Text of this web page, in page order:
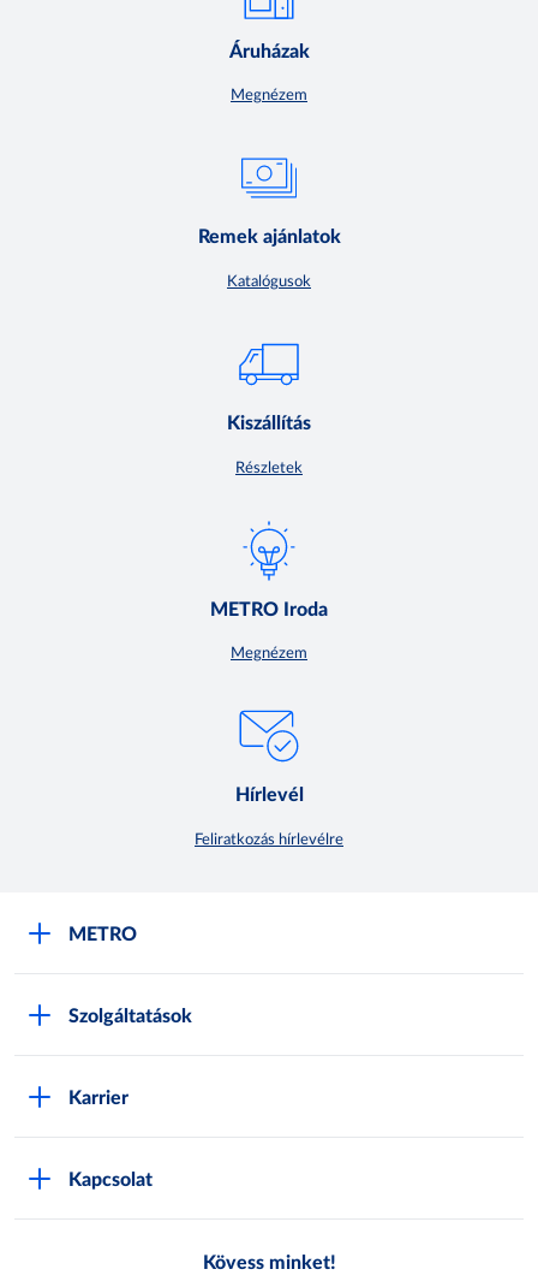
Áruházak
Megnézem
Remek ajánlatok
Katalógusok
Kiszállítás
Részletek
METRO Iroda
Megnézem
Hírlevél
Feliratkozás hírlevélre
METRO
Szolgáltatások
Karrier
Kapcsolat
Kövess minket!